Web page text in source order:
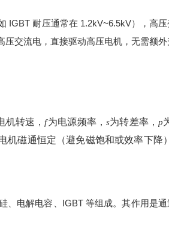
IGBT 耐压通常在 1.2kV~6.5kV），高
交流电，直接驱动高压电机，无需额外
机转速，f为电源频率，s为转差率， p
机磁通恒定（避免磁饱和或效率下降
电解电容、IGBT 等组成。其作用是通